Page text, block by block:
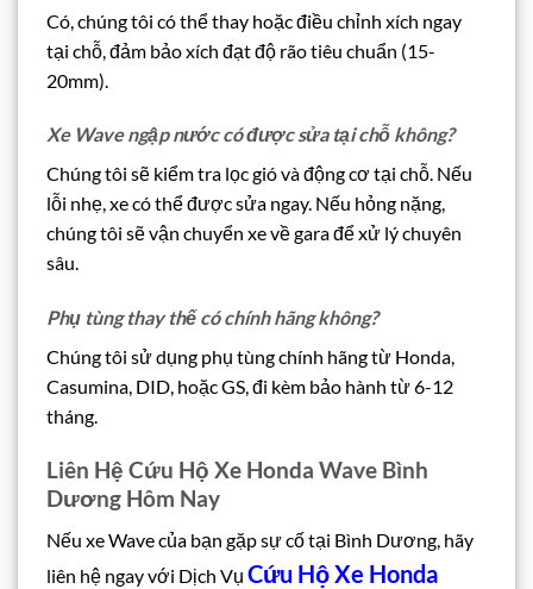
Có, chúng tôi có thể thay hoặc điều chỉnh xích ngay
tại chỗ, đảm bảo xích đạt độ rão tiêu chuẩn (15-
20mm).
Xe Wave ngập nước có được sửa tại chỗ không?
Chúng tôi sẽ kiểm tra lọc gió và động cơ tại chỗ. Nếu
lỗi nhẹ, xe có thể được sửa ngay. Nếu hỏng nặng,
chúng tôi sẽ vận chuyển xe về gara để xử lý chuyên
sâu.
Phụ tùng thay thế có chính hãng không?
Chúng tôi sử dụng phụ tùng chính hãng từ Honda,
Casumina, DID, hoặc GS, đi kèm bảo hành từ 6-12
tháng.
Liên Hệ Cứu Hộ Xe Honda Wave Bình
Dương Hôm Nay
Nếu xe Wave của bạn gặp sự cố tại Bình Dương, hãy
liên hệ ngay với Dịch Vụ Cứu Hộ Xe Honda